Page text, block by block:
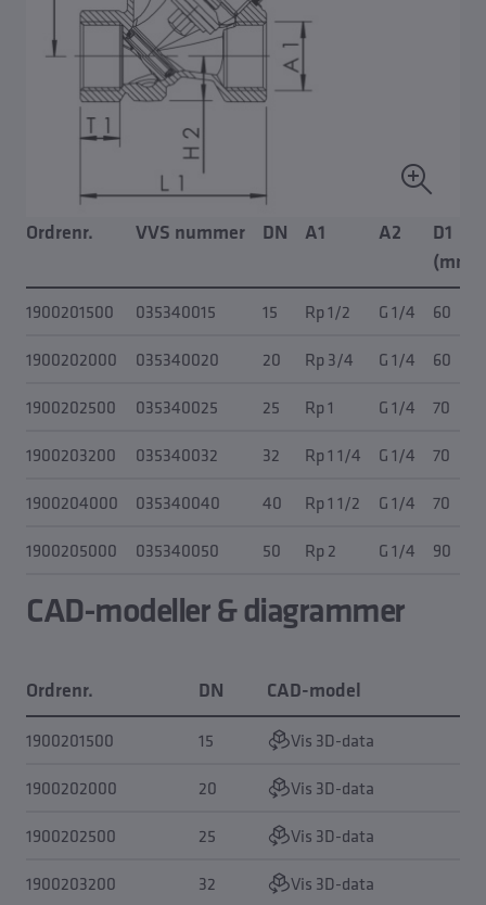
Ordrenr. VVS nummer DN A1 A2
D1
(mm)
1900201500 035340015 15 Rp 1/2 G 1/4 60
1900202000 035340020 20 Rp 3/4 G 1/4 60
1900202500 035340025 25 Rp 1 G 1/4 70
1900203200 035340032 32 Rp 1 1/4 G 1/4 70
1900204000 035340040 40 Rp 1 1/2 G 1/4 70
1900205000 035340050 50 Rp 2 G 1/4 90
CAD-modeller & diagrammer
Ordrenr. DN CAD-model
1900201500 15 Vis 3D-data
1900202000 20 Vis 3D-data
1900202500 25 Vis 3D-data
1900203200 32 Vis 3D-data